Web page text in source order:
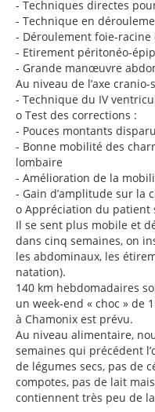
- Techniques directes
- Technique en
- Déroulement foie-racine
- Etirement péritonéo-
- Grande manœuvre
Au niveau de l’axe cranio-
- Technique du IV
o Test des corrections :
- Pouces montants
- Bonne mobilité des
lombaire
- Amélioration de la
- Gain d’amplitude sur la
o Appréciation du patient
Il se sent plus mobile et
dans cinq semaines, on
les abdominaux, les
natation).
140 km hebdomadaires
un week-end « choc » de
à Chamonix est prévu.
Au niveau alimentaire,
semaines qui précédent
de légumes secs, pas de
compotes, pas de lait
contiennent très peu de